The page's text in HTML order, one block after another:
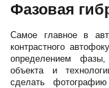
Фазовая
Самое главное в
контрастного
определением
объекта и
сделать